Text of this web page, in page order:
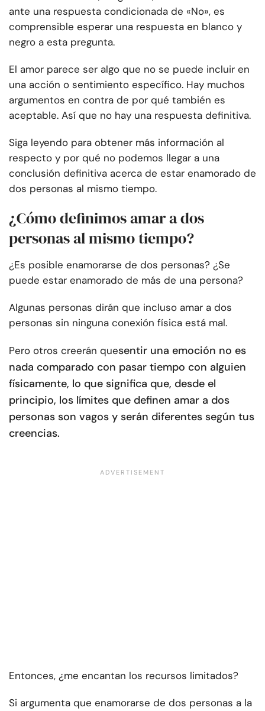
ante una respuesta condicionada de «No», es
comprensible esperar una respuesta en blanco y
negro a esta pregunta.
El amor parece ser algo que no se puede incluir en
una acción o sentimiento específico. Hay muchos
argumentos en contra de por qué también es
aceptable. Así que no hay una respuesta definitiva.
Siga leyendo para obtener más información al
respecto y por qué no podemos llegar a una
conclusión definitiva acerca de estar enamorado de
dos personas al mismo tiempo.
¿Cómo definimos amar a dos
personas al mismo tiempo?
¿Es posible enamorarse de dos personas? ¿Se
puede estar enamorado de más de una persona?
Algunas personas dirán que incluso amar a dos
personas sin ninguna conexión física está mal.
Pero otros creerán quesentir una emoción no es
nada comparado con pasar tiempo con alguien
físicamente, lo que significa que, desde el
principio, los límites que definen amar a dos
personas son vagos y serán diferentes según tus
creencias.
Entonces, ¿me encantan los recursos limitados?
Si argumenta que enamorarse de dos personas a la